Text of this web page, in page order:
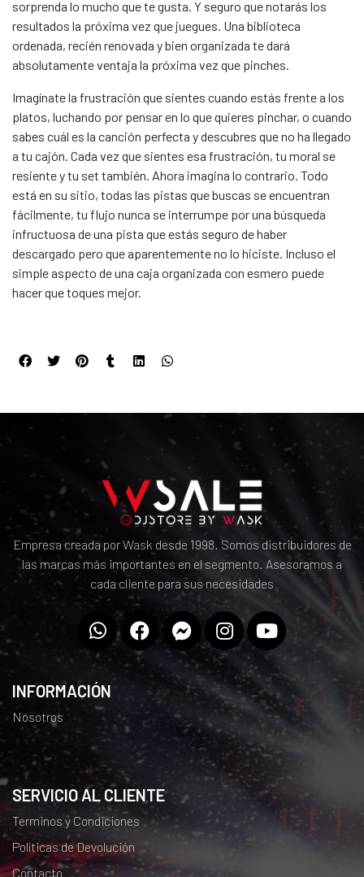
sorprenda lo mucho que te gusta. Y seguro que notarás los
resultados la próxima vez que juegues. Una biblioteca
ordenada, recién renovada y bien organizada te dará
absolutamente ventaja la próxima vez que pinches.
Imagínate la frustración que sientes cuando estás frente a los
platos, luchando por pensar en lo que quieres pinchar, o cuando
sabes cuál es la canción perfecta y descubres que no ha llegado
a tu cajón. Cada vez que sientes esa frustración, tu moral se
resiente y tu set también. Ahora imagina lo contrario. Todo
está en su sitio, todas las pistas que buscas se encuentran
fácilmente, tu flujo nunca se interrumpe por una búsqueda
infructuosa de una pista que estás seguro de haber
descargado pero que aparentemente no lo hiciste. Incluso el
simple aspecto de una caja organizada con esmero puede
hacer que toques mejor.
Empresa creada por Wask desde 1998. Somos distribuidores de
las marcas más importantes en el segmento. Asesoramos a
cada cliente para sus necesidades
INFORMACIÓN
Nosotros
SERVICIO AL CLIENTE
Terminos y Condiciones
Políticas de Devolución
Contacto